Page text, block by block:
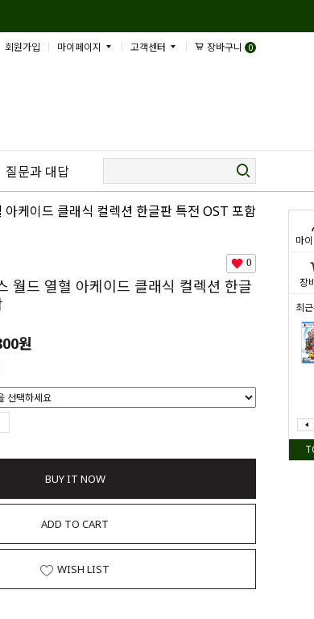
마
장
최
회원가입 마이페이지 고객센터 장바구니 0
질문과 대답
케이드 클래식 컬렉션 한글판 특전 OST 포함
0
월드 열혈 아케이드 클래식 컬렉션 한글
원
BUY IT NOW
ADD TO CART
WISH LIST